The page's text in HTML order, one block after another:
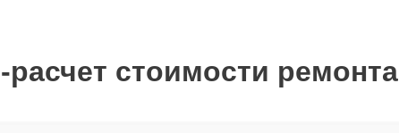
расчет стоимости ремонта